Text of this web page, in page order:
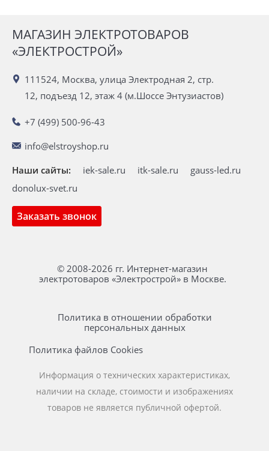
МАГАЗИН ЭЛЕКТРОТОВАРОВ
«ЭЛЕКТРОСТРОЙ»
111524, Москва, улица Электродная 2, стр.
12, подъезд 12, этаж 4 (м.Шоссе Энтузиастов)
+7 (499) 500-96-43
info@elstroyshop.ru
Заказать звонок
Наши сайты: iek-sale.ru itk-sale.ru
gauss-led.ru
donolux-svet.ru
© 2008-2026 гг. Интернет-магазин
электротоваров «Электрострой» в Москве.
Политика в отношении обработки
персональных данных
Политика файлов Cookies
Информация о технических характеристиках,
наличии на складе, стоимости и изображениях
товаров не является публичной офертой.